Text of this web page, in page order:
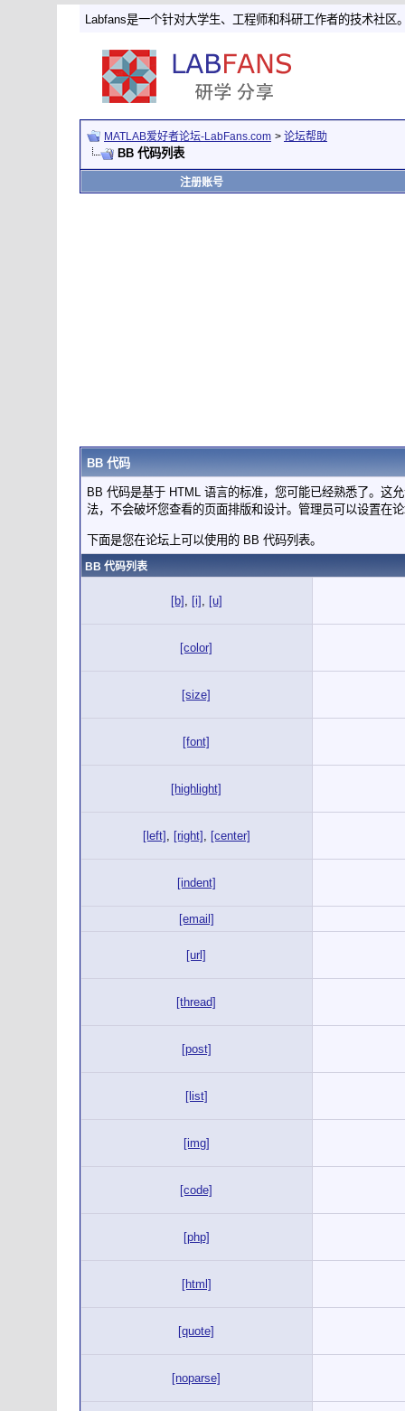
Labfans是一个针对大学生、工程师和科研工作者的技术社区
MATLAB爱好者论坛-LabFans.com > 论坛帮助
BB 代码列表
注册账号
BB 代码
BB 代码是基于 HTML 语言的标准，您可能已经熟悉了。这
法，不会破坏您查看的页面排版和设计。管理员可以设置在
下面是您在论坛上可以使用的 BB 代码列表。
BB 代码列表
[b] , [i] , [u]
[color]
[size]
[font]
[highlight]
[left] , [right] , [center]
[indent]
[email]
[url]
[thread]
[post]
[list]
[img]
[code]
[php]
[html]
[quote]
[noparse]